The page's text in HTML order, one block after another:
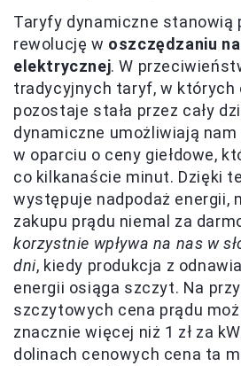
Taryfy dynamiczne stanowią
rewolucję w oszczędzaniu
elektrycznej. W
tradycyjnych taryf, w których
pozostaje stała przez cały
dynamiczne umożliwiają nam
w oparciu o ceny giełdowe,
co kilkanaście minut. Dzięki
występuje nadpodaż energii,
zakupu prądu niemal za
korzystnie wpływa na nas w
dni, kiedy produkcja z
energii osiąga szczyt. Na
szczytowych cena prądu
znacznie więcej niż 1 zł za
dolinach cenowych cena ta